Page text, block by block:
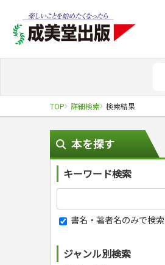
TOP 詳細検索 検索結果
本を探す
キーワード検索
書名・著者名のみで検索
ジャンル別検索